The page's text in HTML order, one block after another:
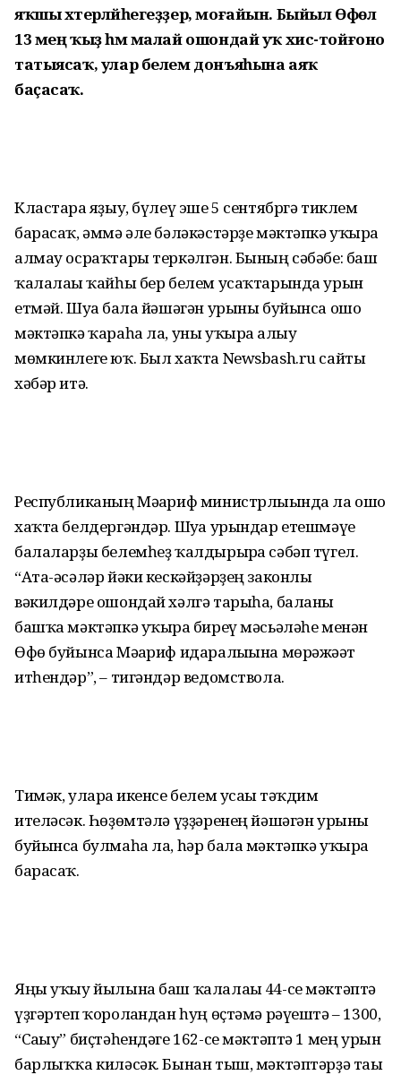
яҡшы хәтерләйһегеҙҙер, моғайын. Быйыл Өфөлә
13 мең ҡыҙ һәм малай ошондай уҡ хис-тойғоно
татыясаҡ, улар белем донъяһына аяҡ
баҫасаҡ.
Кластарға яҙыу, бүлеү эше 5 сентябргә тиклем
барасаҡ, әммә әле бәләкәстәрҙе мәк­тәпкә уҡырға
алмау осраҡтары теркәлгән. Бының сәбәбе: баш
ҡалалағы ҡайһы бер белем усаҡтарында урын
етмәй. Шуға бала йәшәгән урыны буйынса ошо
мәктәпкә ҡараһа ла, уны уҡырға алыу
мөмкинлеге юҡ. Был хаҡта Nеwsbash.ru сайты
хәбәр итә.
Республиканың Мәғариф министрлығында ла ошо
хаҡта белдергәндәр. Шуға урындар етешмәүе
балаларҙы белем­һеҙ ҡалдырырға сәбәп түгел.
“Ата-әсәләр йәки кескәйҙәрҙең законлы
вәкилдәре ошондай хәлгә тарыһа, баланы
башҡа мәктәпкә уҡырға биреү мәсьә­ләһе менән
Өфө буйынса Мәғариф ида­ралығына мөрә­жәғәт
итһендәр”, – тигәндәр ведомствола.
Тимәк, уларға икенсе белем усағы тәҡдим
ителәсәк. Һөҙөм­тәлә үҙҙәренең йәшәгән урыны
буйынса булмаһа ла, һәр бала мәктәпкә уҡырға
барасаҡ.
Яңы уҡыу йылына баш ҡа­ла­лағы 44-се мәктәптә
үҙгәртеп ҡоролғандан һуң өҫтәмә рә­үештә – 1300,
“Сағыу” биҫ­тә­һендәге 162-се мәктәптә 1 мең урын
барлыҡҡа киләсәк. Бынан тыш, мәктәптәрҙә тағы